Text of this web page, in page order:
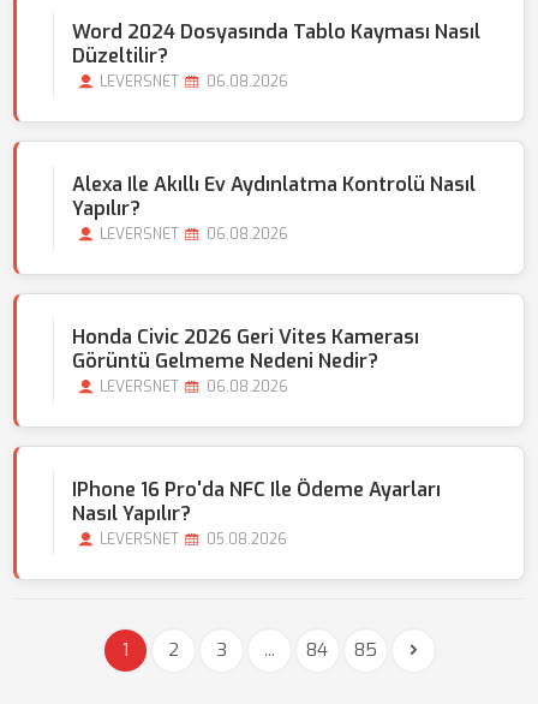
Word 2024 Dosyasında Tablo Kayması Nasıl
Düzeltilir?
LEVERSNET 06.08.2026
Alexa Ile Akıllı Ev Aydınlatma Kontrolü Nasıl
Yapılır?
LEVERSNET 06.08.2026
Honda Civic 2026 Geri Vites Kamerası
Görüntü Gelmeme Nedeni Nedir?
LEVERSNET 06.08.2026
IPhone 16 Pro'da NFC Ile Ödeme Ayarları
Nasıl Yapılır?
LEVERSNET 05.08.2026
1 2 3 ... 84 85